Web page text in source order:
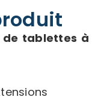
de tablettes à